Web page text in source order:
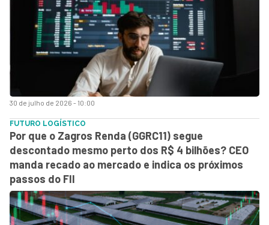
30 de julho de 2026 - 10:00
FUTURO LOGÍSTICO
Por que o Zagros Renda (GGRC11) segue
descontado mesmo perto dos R$ 4 bilhões? CEO
manda recado ao mercado e indica os próximos
passos do FII